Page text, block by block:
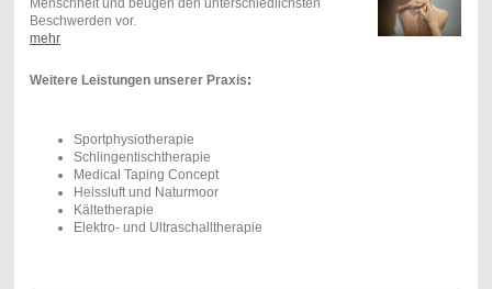
Menschheit und beugen den unterschiedlichsten
Beschwerden vor.
mehr
Weitere Leistungen unserer Praxis:
Sportphysiotherapie
Schlingentischtherapie
Medical Taping Concept
Heissluft und Naturmoor
Kältetherapie
Elektro- und Ultraschalltherapie